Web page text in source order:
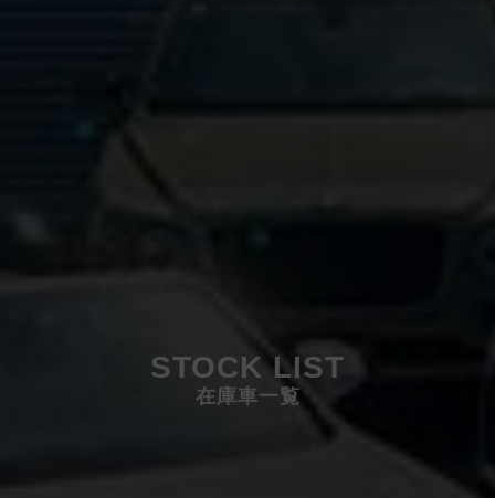
STOCK LIST
在庫車一覧